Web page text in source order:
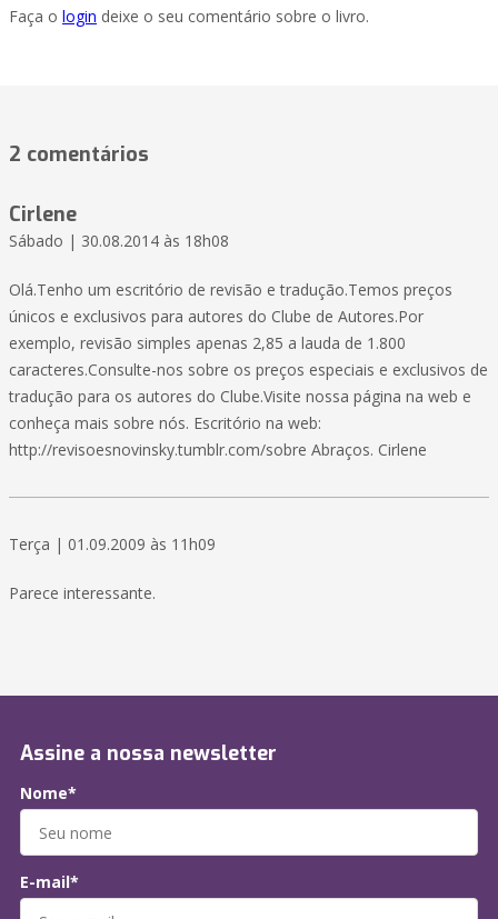
Faça o login deixe o seu comentário sobre o livro.
2 comentários
Cirlene
Sábado | 30.08.2014 às 18h08
Olá.Tenho um escritório de revisão e tradução.Temos preços
únicos e exclusivos para autores do Clube de Autores.Por
exemplo, revisão simples apenas 2,85 a lauda de 1.800
caracteres.Consulte-nos sobre os preços especiais e exclusivos de
tradução para os autores do Clube.Visite nossa página na web e
conheça mais sobre nós. Escritório na web:
http://revisoesnovinsky.tumblr.com/sobre Abraços. Cirlene
Terça | 01.09.2009 às 11h09
Parece interessante.
Assine a nossa newsletter
Nome*
E-mail*